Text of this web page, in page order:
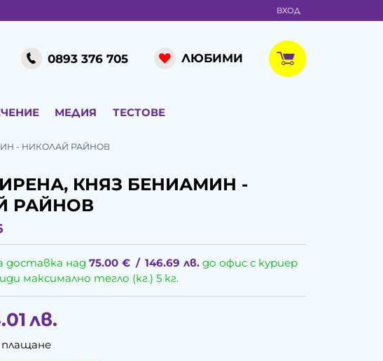
ВХОД
0893 376 705 ЛЮБИМИ
МЕДИЯ ТЕСТОВЕ
- НИКОЛАЙ РАЙНОВ
КНЯЗ БЕНИАМИН -
РАЙНОВ
доставка над75.00 € / 146.69 лв. до офис с куриер
максимално тегло (кг.) 5 кг.
лв.